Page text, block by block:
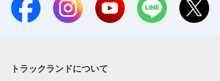
トラックランドについて